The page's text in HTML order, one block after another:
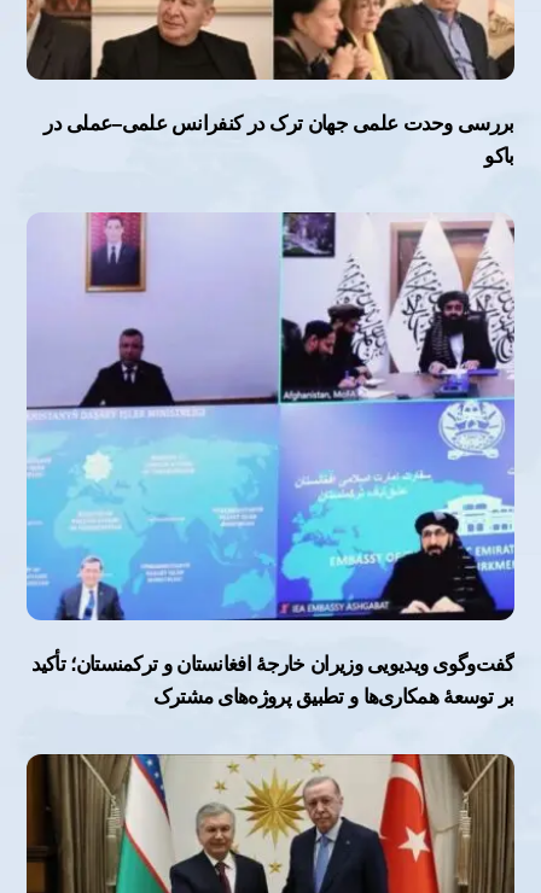
بررسی وحدت علمی جهان ترک در کنفرانس علمی–عملی در
باکو
گفت‌وگوی ویدیویی وزیران خارجۀ افغانستان و ترکمنستان؛ تأکید
بر توسعۀ همکاری‌ها و تطبیق پروژه‌های مشترک